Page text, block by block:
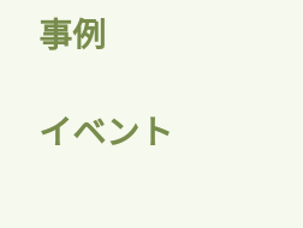
事例
イベント